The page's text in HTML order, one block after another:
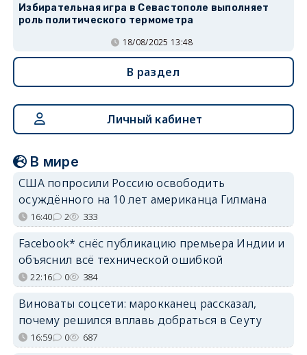
Избирательная игра в Севастополе выполняет
роль политического термометра
18/08/2025 13:48
В раздел
Личный кабинет
В мире
США попросили Россию освободить
осуждённого на 10 лет американца Гилмана
16:40 2 333
Facebook* снёс публикацию премьера Индии и
объяснил всё технической ошибкой
22:16 0 384
Виноваты соцсети: марокканец рассказал,
почему решился вплавь добраться в Сеуту
16:59 0 687